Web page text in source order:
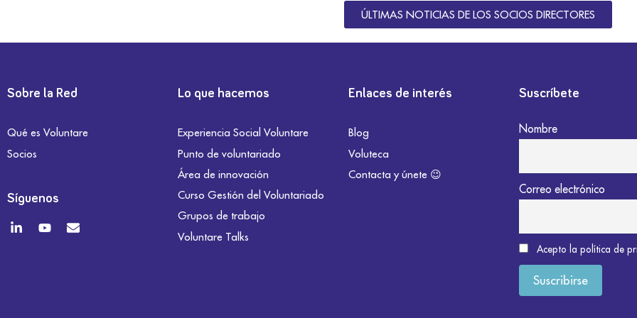
ÚLTIMAS NOTICIAS DE LOS SOCIOS DIRECTORES
Sobre la Red
Qué es Voluntare
Socios
Síguenos
Lo que hacemos
Experiencia Social Voluntare
Punto de voluntariado
Área de innovación
Curso Gestión del Voluntariado
Grupos de trabajo
Voluntare Talks
Enlaces de interés
Blog
Voluteca
Contacta y únete 😉
Suscríbete
Nombre
Correo electrónico
Acepto la política de